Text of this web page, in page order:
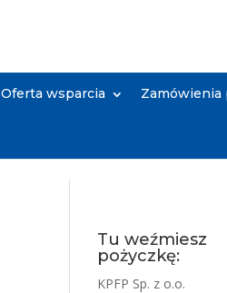
Oferta wsparcia Zamówienia
Tu weźmiesz
pożyczkę:
KPFP Sp. z o.o.